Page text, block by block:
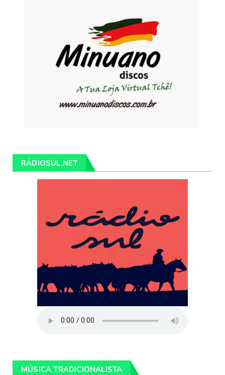
RÁDIOSUL.NET
MÚSICA TRADICIONALISTA